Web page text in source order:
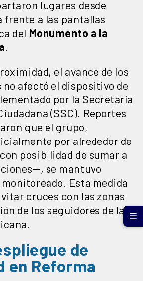
lugares desde
frente a las pantallas
del Monumento a la
el avance de los
afectó el dispositivo de
por la Secretaría
(SSC). Reportes
que el grupo,
por alrededor de
posibilidad de sumar a
se mantuvo
Esta medida
cruces con las zonas
de los seguidores de la
de
en Reforma
☰